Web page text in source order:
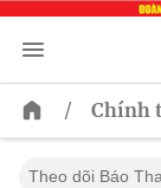
/ Chính
Theo dõi Báo